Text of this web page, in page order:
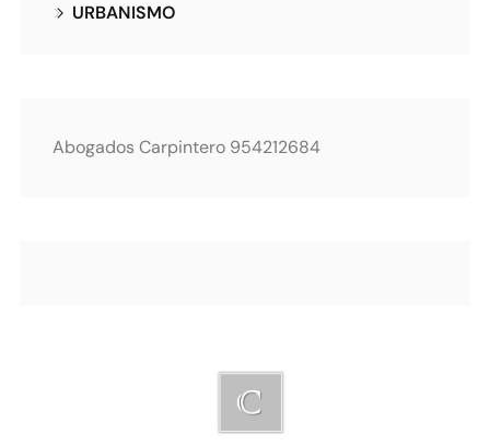
URBANISMO
Abogados Carpintero 954212684